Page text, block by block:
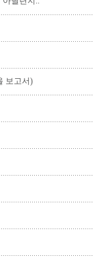
보고서)